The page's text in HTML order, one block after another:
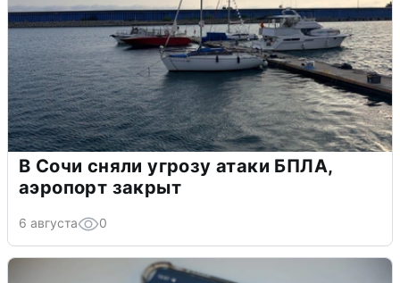
В Сочи сняли угрозу атаки БПЛА,
аэропорт закрыт
6 августа 0